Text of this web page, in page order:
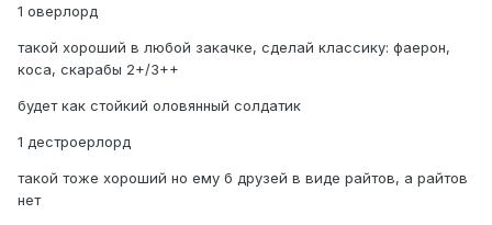
1 оверлорд
такой хороший в любой закачке, сделай классику: фаерон,
коса, скарабы 2+/3++
будет как стойкий оловянный солдатик
1 дестроерлорд
такой тоже хороший но ему б друзей в виде райтов, а райтов
нет